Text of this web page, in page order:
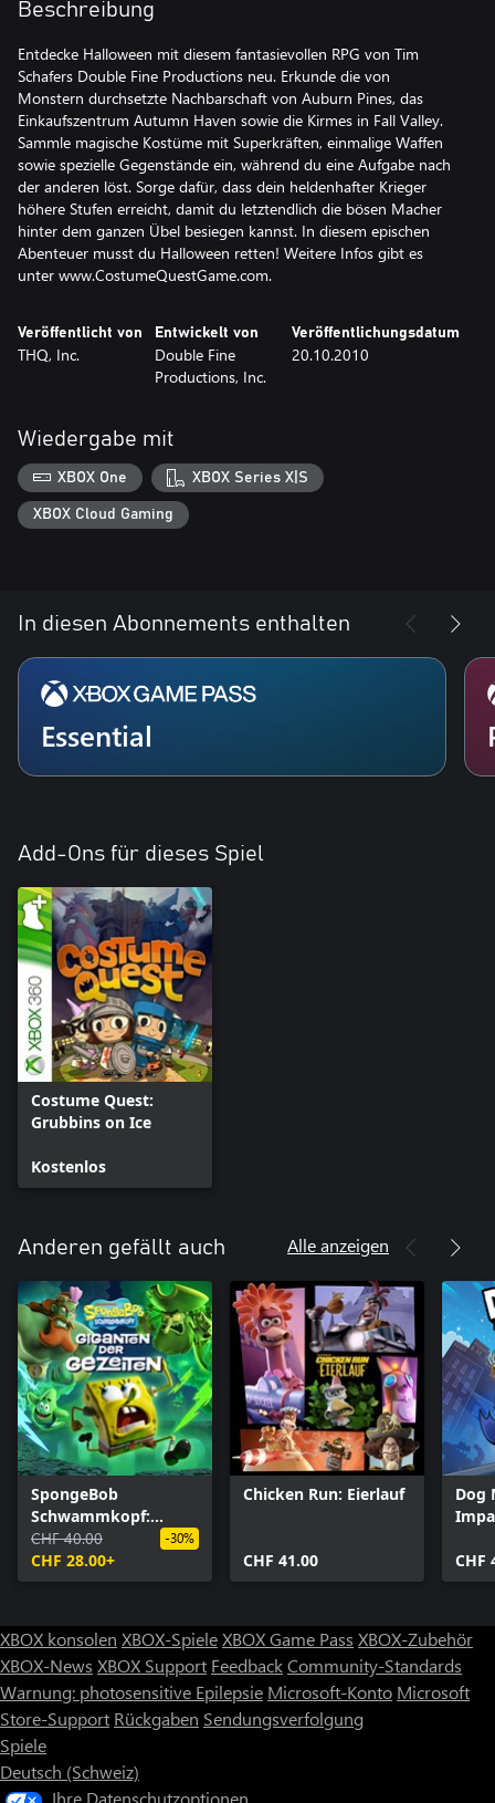
Beschreibung
Entdecke Halloween mit diesem fantasievollen RPG von Tim
Schafers Double Fine Productions neu. Erkunde die von
Monstern durchsetzte Nachbarschaft von Auburn Pines, das
Einkaufszentrum Autumn Haven sowie die Kirmes in Fall Valley.
Sammle magische Kostüme mit Superkräften, einmalige Waffen
sowie spezielle Gegenstände ein, während du eine Aufgabe nach
der anderen löst. Sorge dafür, dass dein heldenhafter Krieger
höhere Stufen erreicht, damit du letztendlich die bösen Macher
hinter dem ganzen Übel besiegen kannst. In diesem epischen
Abenteuer musst du Halloween retten! Weitere Infos gibt es
unter www.CostumeQuestGame.com.
Veröffentlicht von
THQ, Inc.
Entwickelt von
Double Fine
Productions, Inc.
Veröffentlichungsdatum
20.10.2010
Wiedergabe mit
XBOX One XBOX Series X|S
XBOX Cloud Gaming
In diesen Abonnements enthalten
Essential
Add-Ons für dieses Spiel
Costume Quest:
Grubbins on Ice
Kostenlos
Anderen gefällt auch Alle anzeigen
SpongeBob
Schwammkopf:
Giganten der
Gezeiten
CHF 40.00
CHF 28.00+
-30%
Chicken Run: Eierlauf
CHF 41.00
Dog
CHF
XBOX konsolen XBOX-SpieleXBOX Game Pass XBOX-Zubehör
XBOX-News XBOX Support FeedbackCommunity-Standards
Warnung: photosensitive Epilepsie Microsoft-Konto Microsoft
Store-Support Rückgaben Sendungsverfolgung
Spiele
Deutsch (Schweiz)
Ihre Datenschutzoptionen